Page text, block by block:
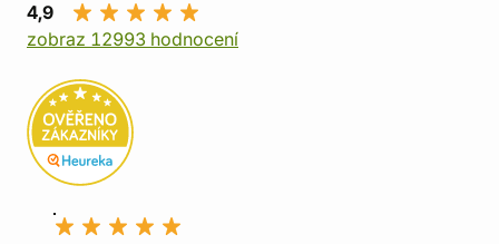
4,9
zobraz 12993 hodnocení